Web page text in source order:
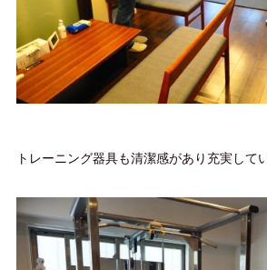
トレーニング器具も清潔感があり充実して